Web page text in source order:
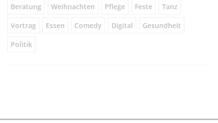
Beratung Weihnachten Pflege Feste Tanz
Vortrag Essen Comedy Digital Gesundheit
Politik